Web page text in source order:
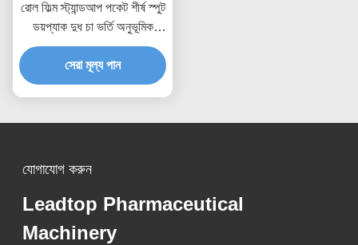
রোল ফিল্ম স্ট্যান্ডআপ পকেট শীর্ষ স্পুট
ডয়প্যাক দুধ চা ভর্তি অনুভূমিক
বহুমুখী প্যাকেজিং মেশিন
সেরা মূল্য পান
যোগাযোগ করুন
Leadtop Pharmaceutical
Machinery